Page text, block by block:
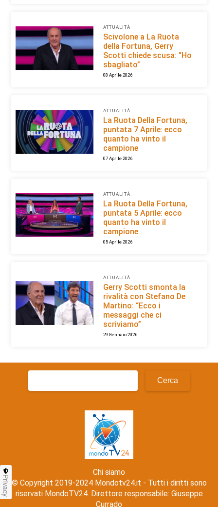
ATTUALITÀ
Scivolone a La Ruota
della Fortuna, Gerry
Scotti chiede scusa: “Ho
sbagliato”
08 Aprile 2026
ATTUALITÀ
La Ruota Della Fortuna,
puntata 7 Aprile: ecco
quanto ha vinto il
campione
07 Aprile 2026
ATTUALITÀ
La Ruota Della Fortuna,
puntata 5 Aprile: ecco
quanto ha vinto il
campione
05 Aprile 2026
ATTUALITÀ
Gerry Scotti smonta la
rivalità con Stefano De
Martino: “Ecco i
messaggi che ci
scriviamo”
29 Gennaio 2026
Ricerca
Chi siamo
© Copyright 2019-2024 Mondotv24.it - Tutti i diritti sono
riservati MondoTV24. Direttore responsabile: Giuseppe
Currado
Privacy